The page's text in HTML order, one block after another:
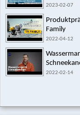
2023-02-07
Family
2022-04-12
2022-02-14